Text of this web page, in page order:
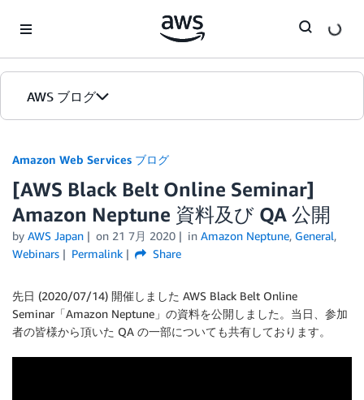
AWS ブログ
カテゴリ
エディション
Amazon Web Services ブログ
[AWS Black Belt Online Seminar]
Amazon Neptune 資料及び QA 公開
by AWS Japan on 21 7月 2020 in Amazon Neptune, General,
Webinars
Permalink Share
先日 (2020/07/14) 開催しました AWS Black Belt Online
Seminar「Amazon Neptune」の資料を公開しました。当日、参加
者の皆様から頂いた QA の一部についても共有しております。